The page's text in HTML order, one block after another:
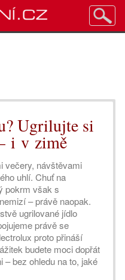
Ugrilujte si
i v zimě
večery, návštěvami
uhlí. Chuť na
pokrm však s
– právě naopak.
ugrilované jídlo
právě se
proto přináší
budete moci dopřát
– bez ohledu na to, jaké